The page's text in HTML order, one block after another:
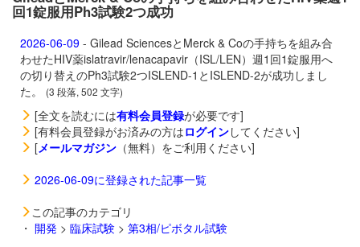
回1錠服用Ph3試験2つ成功
2026-06-09 - Gilead SciencesとMerck & Coの手持ちを組み合
わせたHIV薬islatravir/lenacapavir（ISL/LEN）週1回1錠服用へ
の切り替えのPh3試験2つISLEND-1とISLEND-2が成功しまし
た。
(3 段落, 502 文字)
[全文を読むには有料会員登録が必要です]
[有料会員登録がお済みの方はログインしてください]
[メールマガジン （無料）をご利用ください]
2026-06-09に登録された記事一覧
この記事のカテゴリ
・ 開発 > 臨床試験 > 第3相/ピボタル試験